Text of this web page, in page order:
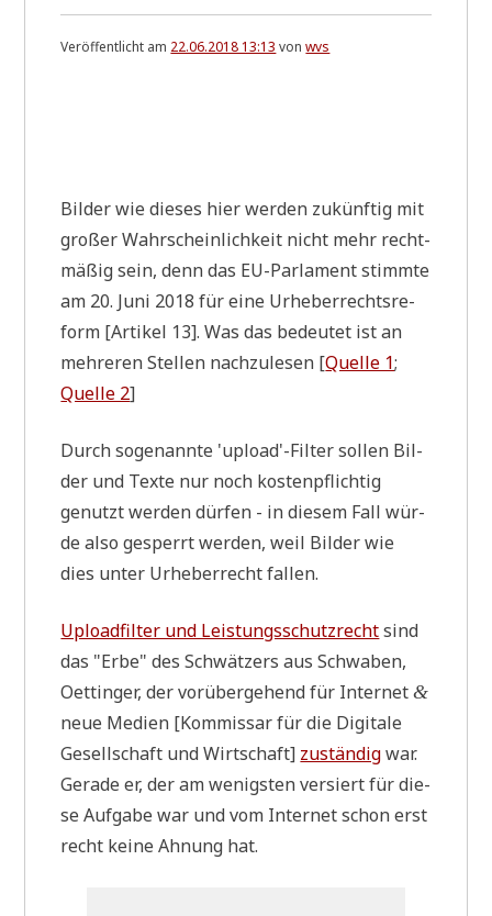
Veröffentlicht am 22.06.2018 13:13 vonwvs
Bil­der wie die­ses hier wer­den zukünf­tig mit
gro­ßer Wahr­schein­lich­keit nicht mehr recht­
mä­ßig sein, denn das EU-Par­la­ment stimm­te
am 20. Juni 2018 für eine Urhe­ber­rechts­re­
form [Arti­kel 13]. Was das bedeu­tet ist an
meh­re­ren Stel­len nach­zu­le­sen [Quel­le 1;
Quel­le 2]
Durch soge­nann­te 'upload'-Filter sol­len Bil­
der und Tex­te nur noch kosten­pflich­tig
genutzt wer­den dür­fen - in die­sem Fall wür­
de also gesperrt wer­den, weil Bil­der wie
dies unter Urhe­ber­recht fallen.
Upload­fil­ter und Lei­stungs­schutz­rechtsind
das "Erbe" des Schwät­zers aus Schwa­ben,
Oet­tin­ger, der vor­über­ge­hend für Inter­net&
neue Medi­en [Kom­mis­sar für die Digi­ta­le
Gesell­schaft und Wirt­schaft] zustän­digwar.
Gera­de er, der am wenig­sten ver­siert für die­
se Auf­ga­be war und vom Inter­net schon erst
recht kei­ne Ahnung hat.